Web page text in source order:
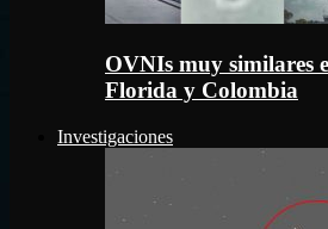
OVNIs muy similares
Florida y Colombia
Investigaciones